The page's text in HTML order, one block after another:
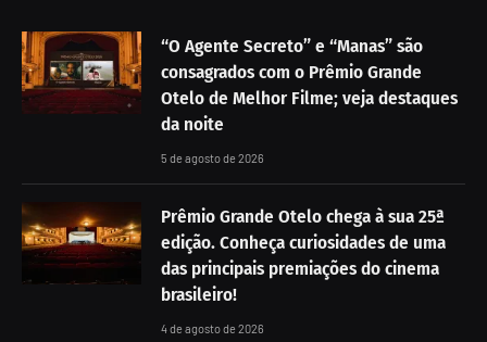
“O Agente Secreto” e “Manas” são
consagrados com o Prêmio Grande
Otelo de Melhor Filme; veja destaques
da noite
5 de agosto de 2026
Prêmio Grande Otelo chega à sua 25ª
edição. Conheça curiosidades de uma
das principais premiações do cinema
brasileiro!
4 de agosto de 2026